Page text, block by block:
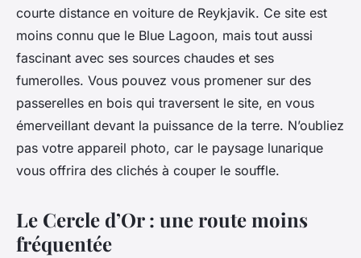
courte distance en voiture de Reykjavik. Ce site est
moins connu que le Blue Lagoon, mais tout aussi
fascinant avec ses sources chaudes et ses
fumerolles. Vous pouvez vous promener sur des
passerelles en bois qui traversent le site, en vous
émerveillant devant la puissance de la terre. N’oubliez
pas votre appareil photo, car le paysage lunarique
vous offrira des clichés à couper le souffle.
Le Cercle d’Or : une route moins
fréquentée